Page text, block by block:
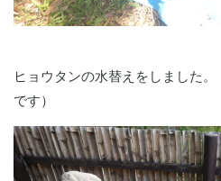
ヒョウタンの水替えをしました
です）